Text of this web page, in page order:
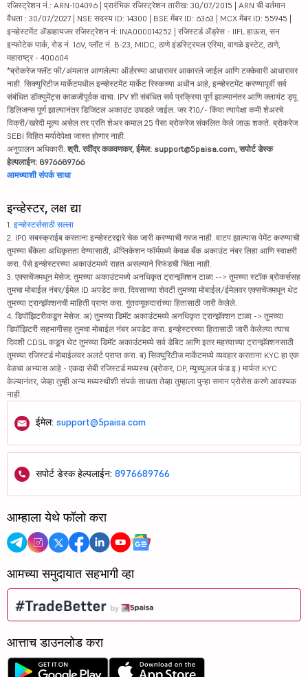
रजिस्ट्रेशन नं.: ARN-104096 | प्रारंभिक रजिस्ट्रेशन तारीख: 30/07/2015 | ARN ची वर्तमान
वैधता : 30/07/2027 | NSE सदस्य ID: 14300 | BSE मेंबर ID: 6363 | MCX मेंबर ID: 55945 |
इन्व्हेस्टमेंट ॲडव्हायजर रजिस्ट्रेशन नं: INA000014252 | रजिस्टर्ड ॲड्रेस - IIFL हाऊस, सन
इन्फोटेक पार्क, रोड नं. 16V, प्लॉट नं. B-23, MIDC, ठाणे इंडस्ट्रियल एरिया, वागळे इस्टेट, ठाणे,
महाराष्ट्र - 400604
*ब्रोकरेज फ्लॅट फी/अंमलात आणलेल्या ऑर्डरच्या आधारावर आकारले जाईल आणि टक्केवारी आधारावर
नाही. सिक्युरिटीज मार्केटमधील इन्व्हेस्टमेंट मार्केट रिस्कच्या अधीन आहे, इन्व्हेस्टमेंट करण्यापूर्वी सर्व
संबंधित डॉक्युमेंट्स काळजीपूर्वक वाचा. IPV शी संबंधित सर्व प्रक्रिया पूर्ण झाल्यानंतर आणि क्लायंट ड्यू
डिलिजन्स पूर्ण झाल्यानंतर डिजिटल अकाउंट उघडले जाईल. जर ₹10/- किंवा त्यापेक्षा कमी शेअरचे
विक्री/खरेदी मूल्य असेल तर प्रति शेअर कमाल 25 पैसा ब्रोकरेज संकलित केले जाऊ शकते. ब्रोकरेज
SEBI विहित मर्यादेपेक्षा जास्त होणार नाही.
अनुपालन अधिकारी: श्री. रवींद्र कळवणकर, ईमेल: support@5paisa.com, सपोर्ट डेस्क
हेल्पलाईन: 8976689766
आमच्याशी संपर्क साधा
इन्व्हेस्टर, लक्ष द्या
1. इन्व्हेस्टर्ससाठी सल्ला
2. IPO सबस्क्राईब करताना इन्व्हेस्टरद्वारे चेक जारी करण्याची गरज नाही. वाटप झाल्यास पेमेंट करण्याची
तुमच्या बँकेला अधिकृतता देण्यासाठी, ॲप्लिकेशन फॉर्ममध्ये केवळ बँक अकाउंट नंबर लिहा आणि स्वाक्षरी
करा. पैसे इन्व्हेस्टरच्या अकाउंटमध्ये राहत असल्याने रिफंडची चिंता नाही.
3. एक्सचेंजमधून मेसेज: तुमच्या अकाउंटमध्ये अनधिकृत ट्रान्झॅक्शन टाळा --> तुमच्या स्टॉक ब्रोकर्ससह
तुमचा मोबाईल नंबर/ईमेल ID अपडेट करा. दिवसाच्या शेवटी तुमच्या मोबाईल/ईमेलवर एक्सचेंजमधून थेट
तुमच्या ट्रान्झॅक्शनची माहिती प्राप्त करा. गुंतवणूकदारांच्या हितासाठी जारी केलेले.
4. डिपॉझिटरीकडून मेसेज: अ) तुमच्या डिमॅट अकाउंटमध्ये अनधिकृत ट्रान्झॅक्शन टाळा -> तुमच्या
डिपॉझिटरी सहभागीसह तुमचा मोबाईल नंबर अपडेट करा. इन्व्हेस्टरच्या हितासाठी जारी केलेल्या त्याच
दिवशी CDSL कडून थेट तुमच्या डिमॅट अकाउंटमध्ये सर्व डेबिट आणि इतर महत्त्वाच्या ट्रान्झॅक्शनसाठी
तुमच्या रजिस्टर्ड मोबाईलवर अलर्ट प्राप्त करा. ब) सिक्युरिटीज मार्केटमध्ये व्यवहार करताना KYC हा एक
वेळचा अभ्यास आहे - एकदा सेबी रजिस्टर्ड मध्यस्थ (ब्रोकर, DP, म्युच्युअल फंड इ.) मार्फत KYC
केल्यानंतर, जेव्हा तुम्ही अन्य मध्यस्थीशी संपर्क साधता तेव्हा तुम्हाला पुन्हा समान प्रोसेस करणे आवश्यक
नाही.
ईमेल: support@5paisa.com
सपोर्ट डेस्क हेल्पलाईन: 8976689766
आम्हाला येथे फॉलो करा
आमच्या समुदायात सहभागी व्हा
आत्ताच डाउनलोड करा